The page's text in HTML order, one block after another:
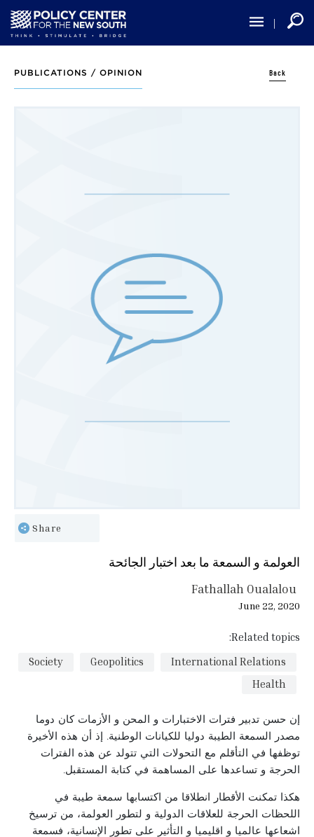
main
content
PUBLICATIONS / OPINION Back
Share
العولمة و السمعة ما بعد اختبار الجائحة
Fathallah Oualalou
June 22, 2020
Related topics:
International Relations
Geopolitics
Society
Health
إن حسن تدبير فترات الاختبارات و المحن و الأزمات كان دوما
مصدر السمعة الطيبة دوليا للكيانات الوطنية. إذ أن هذه الأخيرة
توظفها في التأقلم مع التحولات التي تتولد عن هذه الفترات
الحرجة و تساعدها على المساهمة في كتابة المستقبل.
هكذا تمكنت الأقطار انطلاقا من اكتسابها سمعة طيبة في
اللحظات الحرجة للعلاقات الدولية و لتطور العولمة، من ترسيخ
اشعاعها عالميا و اقليميا و التأثير على تطور الإنسانية، فسمعة